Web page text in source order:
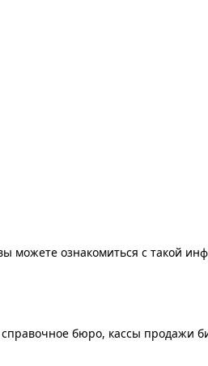
можете ознакомиться с такой
бюро, кассы продажи